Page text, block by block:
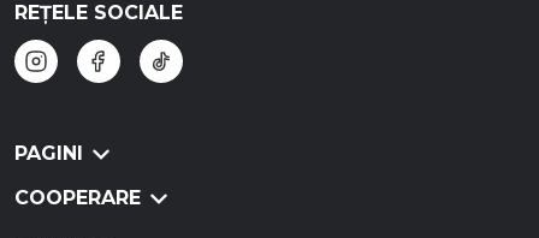
REȚELE SOCIALE
PAGINI
COOPERARE